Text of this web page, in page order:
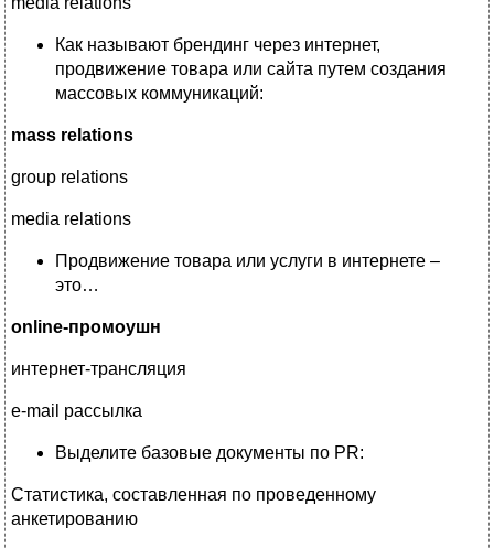
Как называют брендинг через интернет,
продвижение товара или сайта путем создания
массовых коммуникаций:
mass relations
group relations
media relations
Продвижение товара или услуги в интернете –
это…
online-промоушн
интернет-трансляция
e-mail рассылка
Выделите базовые документы по PR:
Статистика, составленная по проведенному
анкетированию